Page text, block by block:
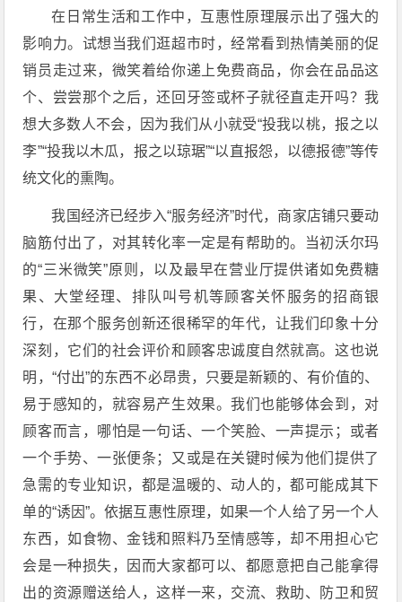
在日常生活和工作中，互惠性原理展示出了强大的
影响力。试想当我们逛超市时，经常看到热情美丽的促
销员走过来，微笑着给你递上免费商品，你会在品品这
个、尝尝那个之后，还回牙签或杯子就径直走开吗？我
想大多数人不会，因为我们从小就受“投我以桃，报之以
李”“投我以木瓜，报之以琼琚”“以直报怨，以德报德”等传
统文化的熏陶。
我国经济已经步入“服务经济”时代，商家店铺只要动
脑筋付出了，对其转化率一定是有帮助的。当初沃尔玛
的“三米微笑”原则，以及最早在营业厅提供诸如免费糖
果、大堂经理、排队叫号机等顾客关怀服务的招商银
行，在那个服务创新还很稀罕的年代，让我们印象十分
深刻，它们的社会评价和顾客忠诚度自然就高。这也说
明，“付出”的东西不必昂贵，只要是新颖的、有价值的、
易于感知的，就容易产生效果。我们也能够体会到，对
顾客而言，哪怕是一句话、一个笑脸、一声提示；或者
一个手势、一张便条；又或是在关键时候为他们提供了
急需的专业知识，都是温暖的、动人的，都可能成其下
单的“诱因”。依据互惠性原理，如果一个人给了另一个人
东西，如食物、金钱和照料乃至情感等，却不用担心它
会是一种损失，因而大家都可以、都愿意把自己能拿得
出的资源赠送给人，这样一来，交流、救助、防卫和贸